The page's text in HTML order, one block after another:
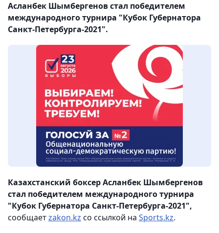
Асланбек Шымбергенов стал победителем
международного турнира "Кубок Губернатора
Санкт-Петербурга-2021".
Казахстанский боксер Асланбек Шымбергенов
стал победителем международного турнира
"Кубок Губернатора Санкт-Петербурга-2021",
сообщаетzakon.kz со ссылкой на Sports.kz.